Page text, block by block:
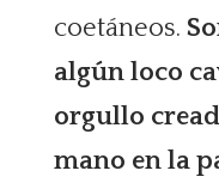
coetáneos.
algún loco
orgullo
mano en la